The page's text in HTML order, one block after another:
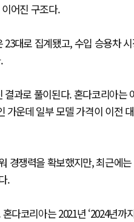
어진 구조다.
대로 집계됐고, 수입 승용차
과로 풀이된다. 혼다코리아는
운데 일부 모델 가격이 이전
경쟁력을 확보했지만, 최근에
.
다코리아는 2021년 ‘2024년까